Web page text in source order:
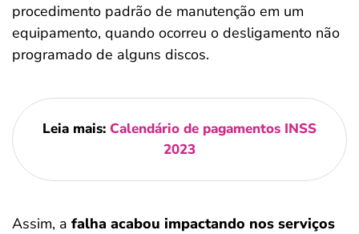
procedimento padrão de manutenção em um
equipamento, quando ocorreu o desligamento não
programado de alguns discos.
Leia mais: Calendário de pagamentos INSS
2023
Assim, a falha acabou impactando nos serviços